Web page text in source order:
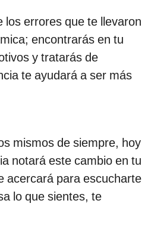
los errores que te llevaron
encontrarás en tu
y tratarás de
te ayudará a ser más
mismos de siempre, hoy
notará este cambio en tu
acercará para escucharte
lo que sientes, te